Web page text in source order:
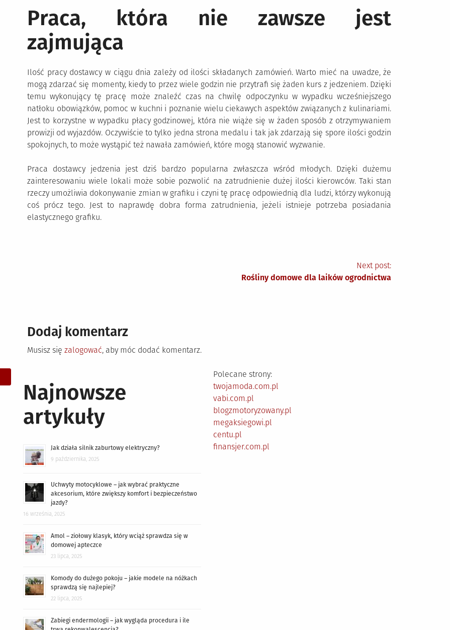
Praca, która nie zawsze jest
zajmująca
Ilość pracy dostawcy w ciągu dnia zależy od ilości składanych zamówień. Warto mieć na uwadze, że
mogą zdarzać się momenty, kiedy to przez wiele godzin nie przytrafi się żaden kurs z jedzeniem. Dzięki
temu wykonujący tę pracę może znaleźć czas na chwilę odpoczynku w wypadku wcześniejszego
natłoku obowiązków, pomoc w kuchni i poznanie wielu ciekawych aspektów związanych z kulinariami.
Jest to korzystne w wypadku płacy godzinowej, która nie wiąże się w żaden sposób z otrzymywaniem
prowizji od wyjazdów. Oczywiście to tylko jedna strona medalu i tak jak zdarzają się spore ilości godzin
spokojnych, to może wystąpić też nawała zamówień, które mogą stanowić wyzwanie.
Praca dostawcy jedzenia jest dziś bardzo popularna zwłaszcza wśród młodych. Dzięki dużemu
zainteresowaniu wiele lokali może sobie pozwolić na zatrudnienie dużej ilości kierowców. Taki stan
rzeczy umożliwia dokonywanie zmian w grafiku i czyni tę pracę odpowiednią dla ludzi, którzy wykonują
coś prócz tego. Jest to naprawdę dobra forma zatrudnienia, jeżeli istnieje potrzeba posiadania
elastycznego grafiku.
Next post:
Rośliny domowe dla laików ogrodnictwa
Dodaj komentarz
Musisz się zalogować, aby móc dodać komentarz.
Najnowsze
artykuły
Jak działa silnik zaburtowy elektryczny?
9 października, 2025
Uchwyty motocyklowe – jak wybrać praktyczne
akcesorium, które zwiększy komfort i bezpieczeństwo
jazdy?
16 września, 2025
Amol – ziołowy klasyk, który wciąż sprawdza się w
domowej apteczce
23 lipca, 2025
Komody do dużego pokoju – jakie modele na nóżkach
sprawdzą się najlepiej?
22 lipca, 2025
Zabiegi endermologii – jak wygląda procedura i ile
Polecane strony:
twojamoda.com.pl
vabi.com.pl
blogzmotoryzowany.pl
megaksiegowi.pl
centu.pl
finansjer.com.pl